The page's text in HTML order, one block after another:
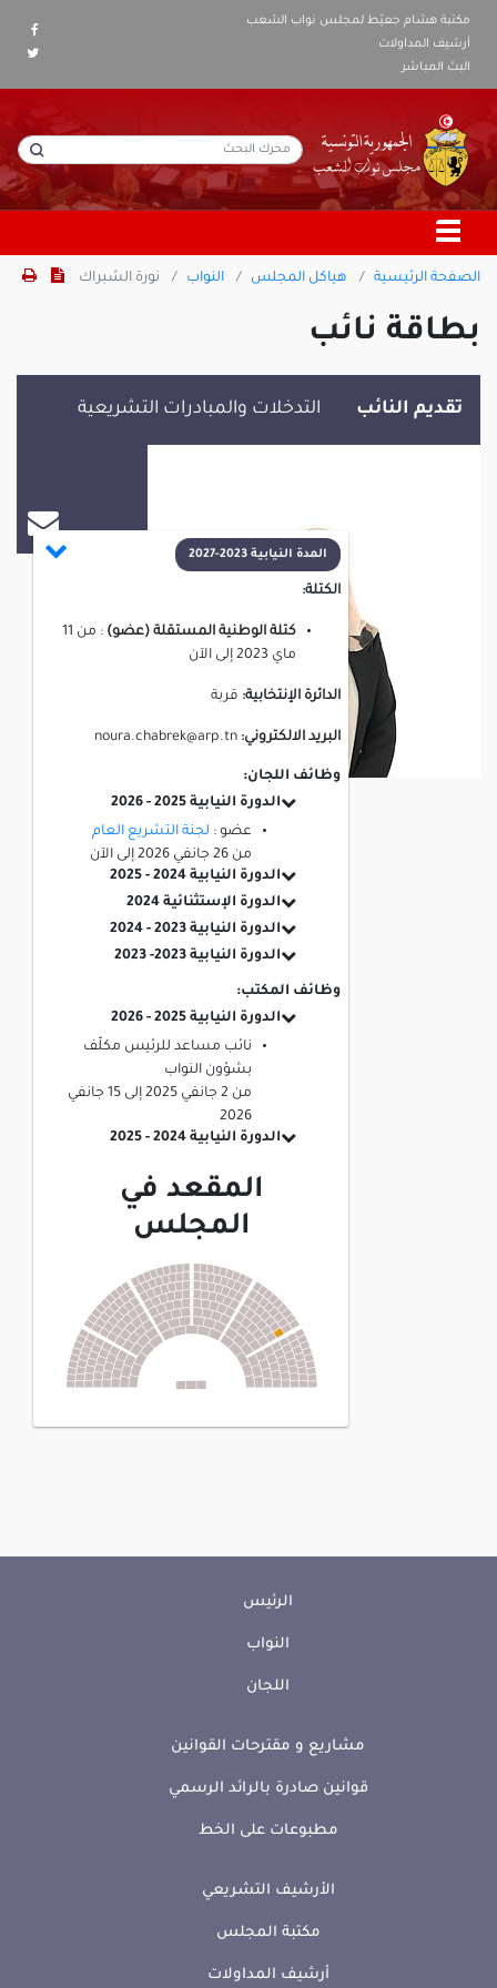
مكتبة هشام جعيّط لمجلس نواب الشعب
أرشيف المداولات
البث المباشر
الصفحة الرئيسية هياكل المجلس النواب نورة الشبراك
بطاقة نائب
تقديم النائب التدخلات والمبادرات التشريعية
المدة النيابية 2023-2027
الكتلة:
كتلة الوطنية المستقلة (عضو): من 11
ماي 2023
إلىالآن
الدائرة الإنتخابية: قربة
البريد الالكتروني: noura.chabrek@arp.tn
وظائف اللجان:
الدورة النيابية 2025 - 2026
عضو : لجنة التشريع العام
من26 جانفي 2026 إلىالآن
الدورة النيابية 2024 - 2025
الدورة الإستثنائية 2024
الدورة النيابية 2023 - 2024
الدورة النيابية 2023- 2023
وظائف المكتب:
الدورة النيابية 2025 - 2026
نائب مساعد للرئيس مكلّف
بشؤون النواب
من 2 جانفي 2025 إلى
15 جانفي
2026
الدورة النيابية 2024 - 2025
المقعد في
المجلس
الرئيس
النواب
اللجان
مشاريع و مقترحات القوانين
قوانين صادرة بالرائد الرسمي
مطبوعات على الخط
الأرشيف التشريعي
مكتبة المجلس
أرشيف المداولات